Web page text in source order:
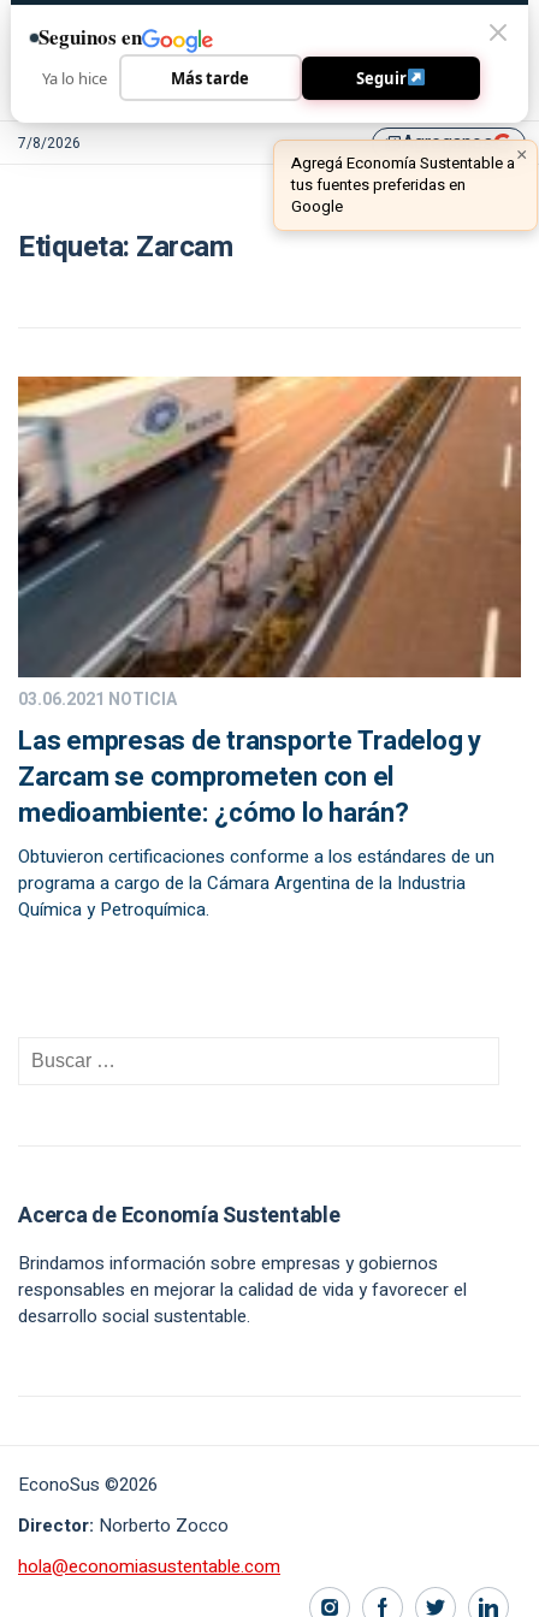
7/8/2026 library_addAgreganos ×
Agregá Economía Sustentable a
tus fuentes preferidas en
Google
Etiqueta: Zarcam
03.06.2021 NOTICIA
Las empresas de transporte Tradelog y
Zarcam se comprometen con el
medioambiente: ¿cómo lo harán?
Obtuvieron certificaciones conforme a los estándares de un
programa a cargo de la Cámara Argentina de la Industria
Química y Petroquímica.
Acerca de Economía Sustentable
Brindamos información sobre empresas y gobiernos
responsables en mejorar la calidad de vida y favorecer el
desarrollo social sustentable.
EconoSus ©2026
Director: Norberto Zocco
hola@economiasustentable.com
Seguinos en
Ya lo hice Más tarde Seguir